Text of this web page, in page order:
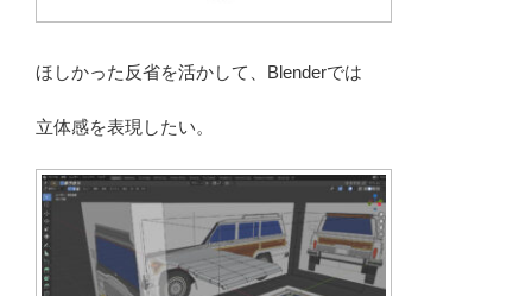
ほしかった反省を活かして、Blenderでは
立体感を表現したい。